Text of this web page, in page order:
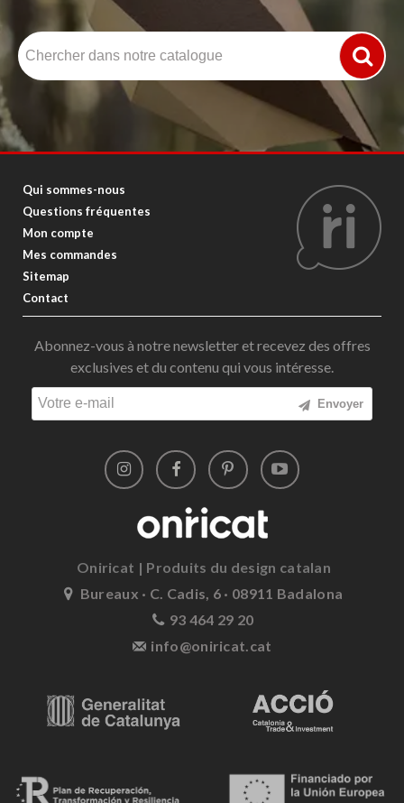
Qui sommes-nous
Questions fréquentes
Mon compte
Mes commandes
Sitemap
Contact
Abonnez-vous à notre newsletter et recevez des offres
exclusives et du contenu qui vous intéresse.
Envoyer
Oniricat | Produits du design catalan
Bureaux · C. Cadis, 6 · 08911 Badalona
93 464 29 20
info@oniricat.cat